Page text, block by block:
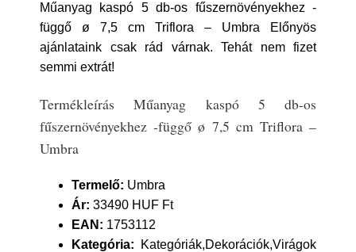
Műanyag kaspó 5 db-os fűszernövényekhez -
függő ø 7,5 cm Triflora – Umbra Előnyös
ajánlataink csak rád várnak. Tehát nem fizet
semmi extrát!
Termékleírás Műanyag kaspó 5 db-os
fűszernövényekhez -függő ø 7,5 cm Triflora –
Umbra
Termelő: Umbra
Ár: 33490 HUF Ft
EAN: 1753112
Kategória: Kategóriák,Dekorációk,Virágok